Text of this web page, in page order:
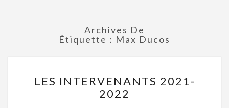
Archives De
Étiquette : Max Ducos
LES INTERVENANTS 2021-
2022